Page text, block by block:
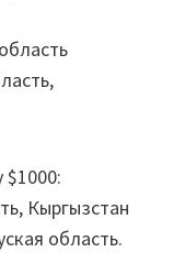
Кыргызстан
область.